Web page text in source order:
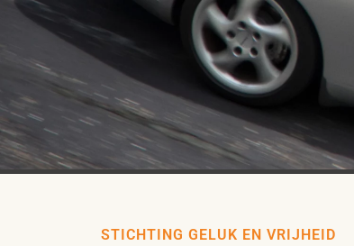
STICHTING GELUK EN VRIJHEID